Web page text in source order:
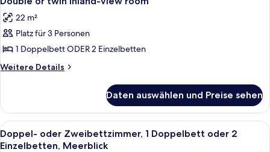
Balcony
Fotos
für
Double
or
twin
room
anzeigen
22 m²
Platz für 3 Personen
1 Doppelbett ODER 2 Einzelbetten
Weitere Details
Weitere
or
twin
inland-
view
Daten auswählen und Preise sehen
Alle
Fotos
Doppel- oder Zweibettzimmer, 1
9
Doppel- oder Zweibettzimmer, 1 Doppelbett oder 2
Einzelbetten, Meerblick